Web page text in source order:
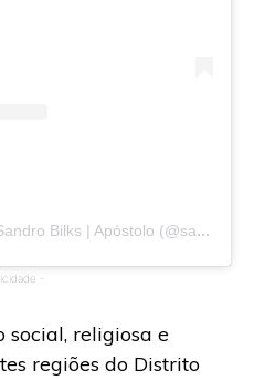
Um post compartilhado por Sandro Bilks | Apóstolo (@sandrobilks)
-
social, religiosa e
regiões do Distrito